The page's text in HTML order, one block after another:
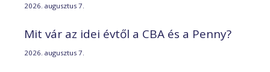
2026. augusztus 7.
Mit vár az idei évtől a CBA és a Penny?
2026. augusztus 7.